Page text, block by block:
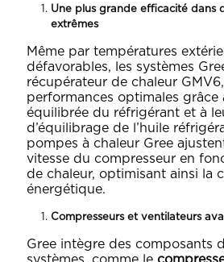
Une plus grande efficacité dans
extrêmes
Même par températures
défavorables, les systèmes
récupérateur de chaleur GMV6
performances optimales grâce
équilibrée du réfrigérant et à
d’équilibrage de l’huile
pompes à chaleur Gree
vitesse du compresseur en
de chaleur, optimisant ainsi la
énergétique.
Compresseurs et ventilateurs
Gree intègre des composants